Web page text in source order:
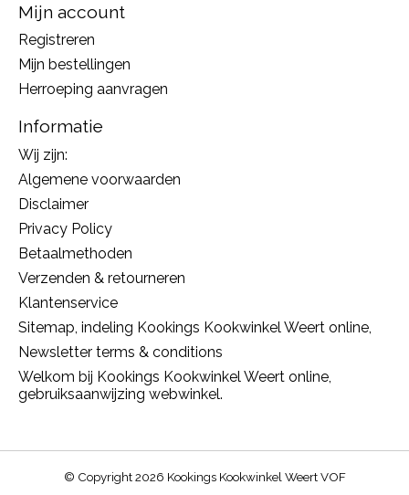
Mijn account
Registreren
Mijn bestellingen
Herroeping aanvragen
Informatie
Wij zijn:
Algemene voorwaarden
Disclaimer
Privacy Policy
Betaalmethoden
Verzenden & retourneren
Klantenservice
Sitemap, indeling Kookings Kookwinkel Weert online,
Newsletter terms & conditions
Welkom bij Kookings Kookwinkel Weert online,
gebruiksaanwijzing webwinkel.
© Copyright 2026 Kookings Kookwinkel Weert VOF